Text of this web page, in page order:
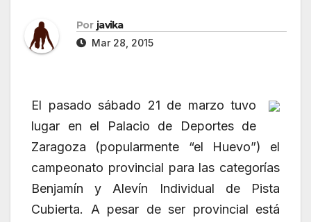
Por javika
Mar 28, 2015
El pasado sábado 21 de marzo tuvo
lugar en el Palacio de Deportes de
Zaragoza (popularmente “el Huevo”) el
campeonato provincial para las categorías
Benjamín y Alevín Individual de Pista
Cubierta. A pesar de ser provincial está